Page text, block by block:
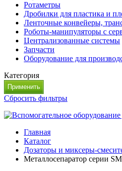
Ротаметры
Дробилки для пластика и
Ленточные конвейеры,
Роботы-манипуляторы с
Централизованные системы
Запчасти
Оборудование для
Категория
Сбросить фильтры
Главная
Каталог
Дозаторы и миксеры-
Металлосепаратор серии